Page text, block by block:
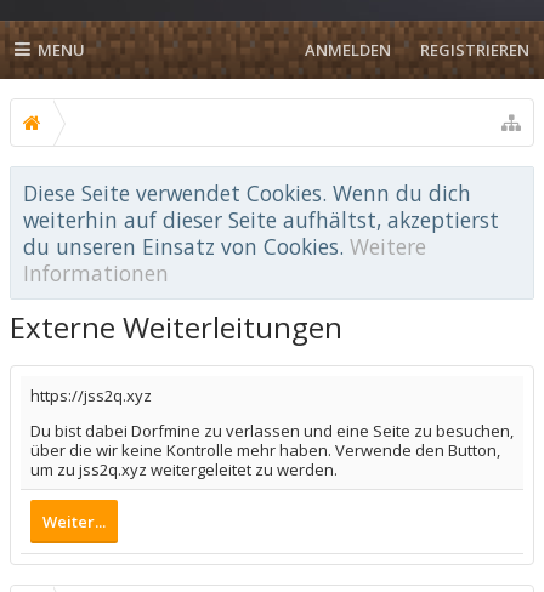
MENU ANMELDEN REGISTRIEREN
Diese Seite verwendet Cookies. Wenn du dich
weiterhin auf dieser Seite aufhältst, akzeptierst
du unseren Einsatz von Cookies. Weitere
Informationen
Externe Weiterleitungen
https://jss2q.xyz
Du bist dabei Dorfmine zu verlassen und eine Seite zu besuchen,
über die wir keine Kontrolle mehr haben. Verwende den Button,
um zu jss2q.xyz weitergeleitet zu werden.
Weiter...